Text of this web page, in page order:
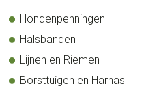
Hondenpenningen
Halsbanden
Lijnen en Riemen
Borsttuigen en Harnas